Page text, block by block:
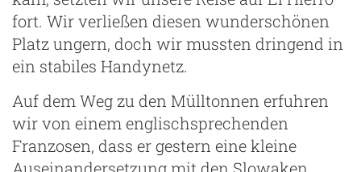
fort. Wir verließen diesen wunderschönen
Platz ungern, doch wir mussten dringend in
ein stabiles Handynetz.
Auf dem Weg zu den Mülltonnen erfuhren
wir von einem englischsprechenden
Franzosen, dass er gestern eine kleine
Auseinandersetzung mit den Slowaken